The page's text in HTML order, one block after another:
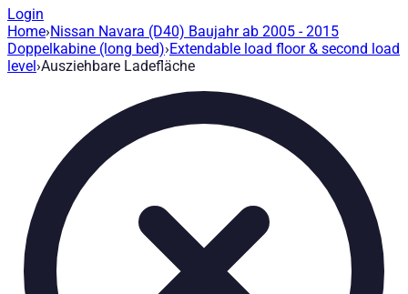
Login
Ausziehbare Ladefläche - 401597—
Marke: Road Ranger® |
Ladeflächenauszug bis 75% und in 3 Stufen arretierbar.
Technische Daten
Nettogewicht 70kg
Bruttogewicht
:70
kg
Einbauzeit
Einbaupartner erforderlich
Preis ab
inkl. MwSt.
Home›Nissan Navara (D40) Baujahr ab 2005 - 2015
Doppelkabine (long bed)›Extendable load floor & second load
level›Ausziehbare Ladefläche